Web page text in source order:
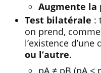
Augmente la
Test bilatérale :
on prend,
l’existence
ou l’autre.
pA ≠ pB (pA <